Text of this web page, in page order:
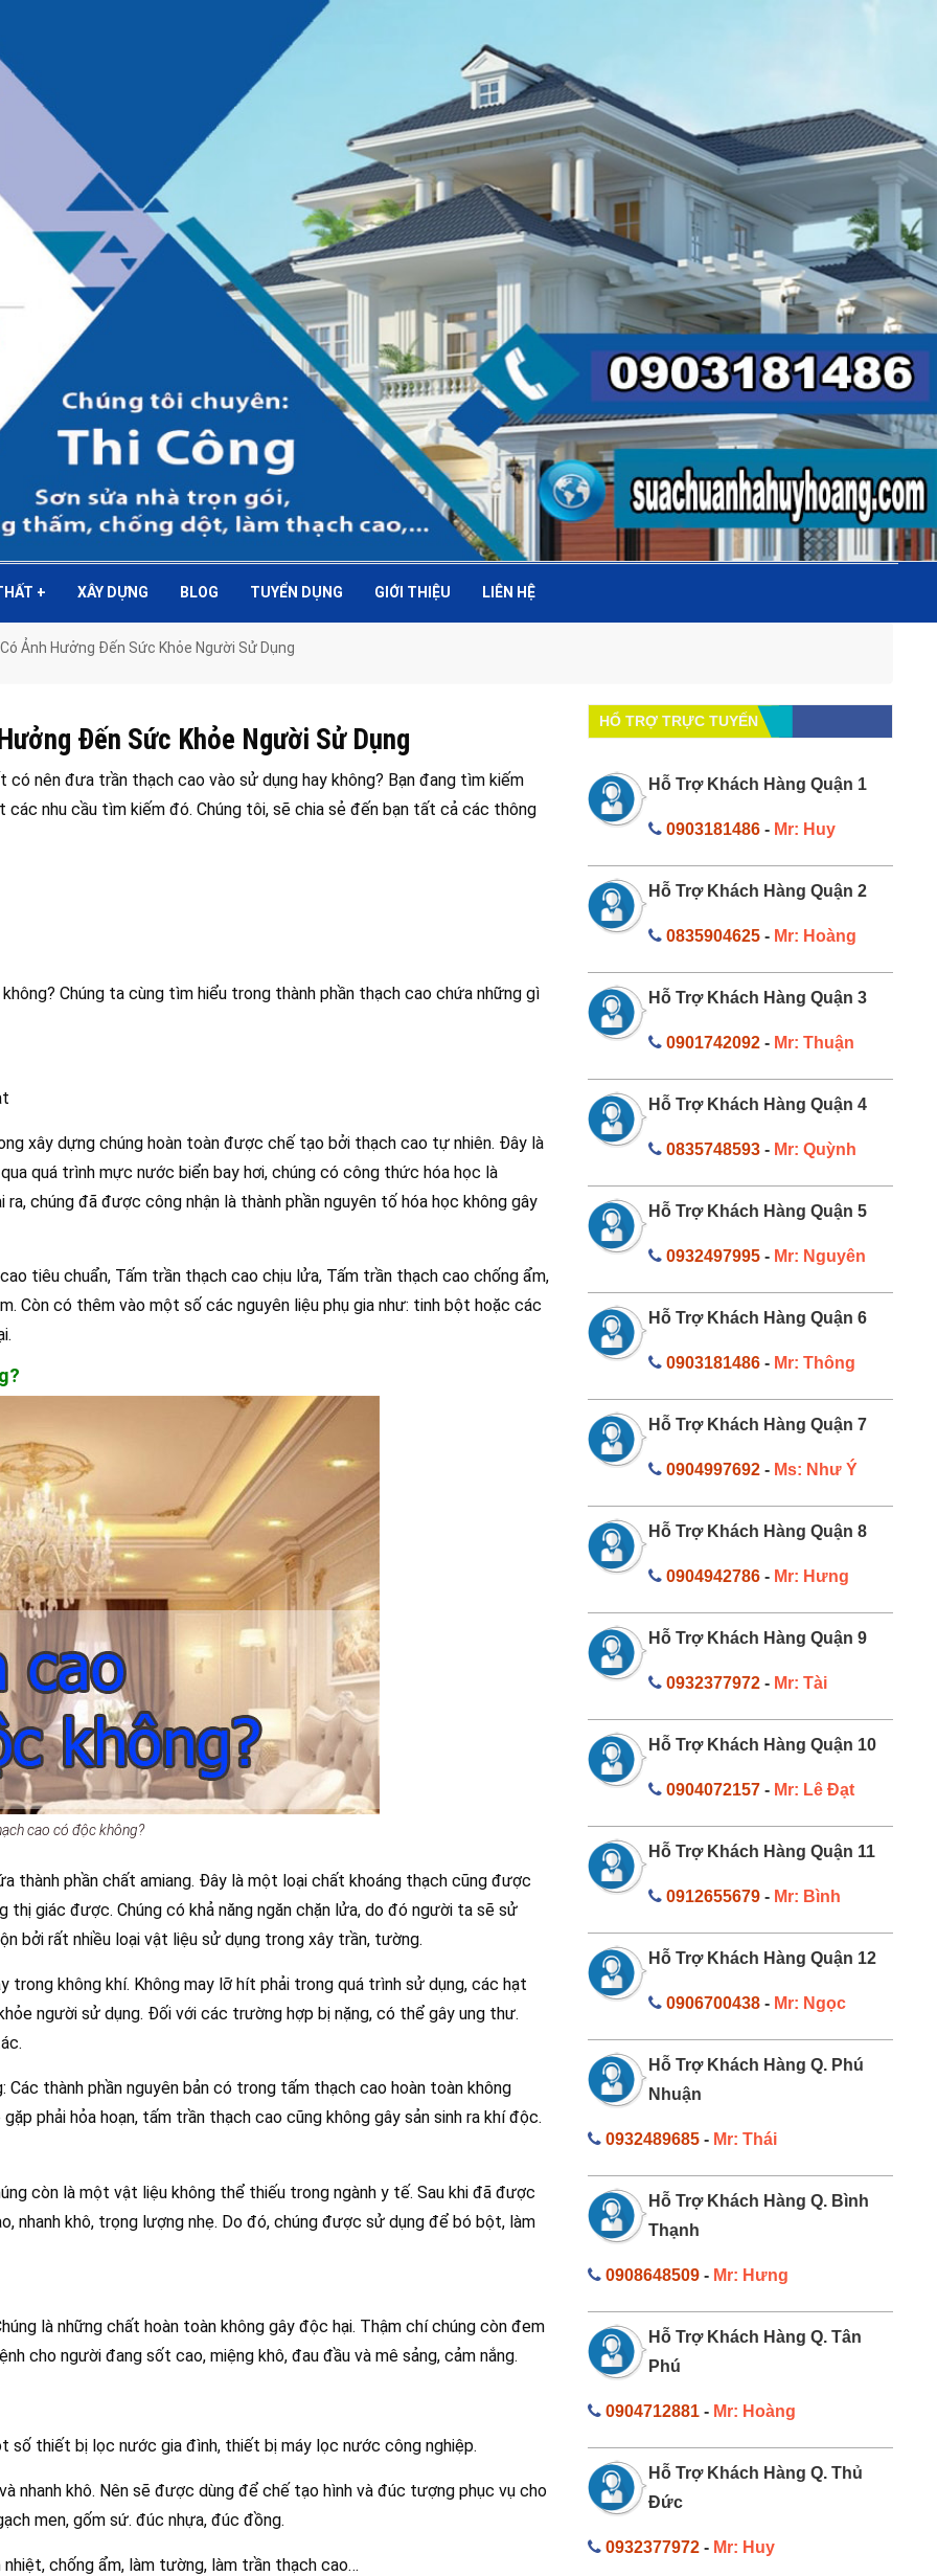
+ XÂY DỰNG BLOG TUYỂN DỤNG GIỚI THIỆU LIÊN HỆ
Ảnh Hưởng Đến Sức Khỏe Người Sử Dụng
Đến Sức Khỏe Người Sử Dụng
có nên đưa trần thạch cao vào sử dụng hay không? Bạn đang tìm kiếm
nhu cầu tìm kiếm đó. Chúng tôi, sẽ chia sẻ đến bạn tất cả các thông
Chúng ta cùng tìm hiểu trong thành phần thạch cao chứa những gì
xây dựng chúng hoàn toàn được chế tạo bởi thạch cao tự nhiên. Đây là
quá trình mực nước biển bay hơi, chúng có công thức hóa học là
chúng đã được công nhận là thành phần nguyên tố hóa học không gây
tiêu chuẩn, Tấm trần thạch cao chịu lửa, Tấm trần thạch cao chống ẩm,
Còn có thêm vào một số các nguyên liệu phụ gia như: tinh bột hoặc các
cao có độc không?
thành phần chất amiang. Đây là một loại chất khoáng thạch cũng được
giác được. Chúng có khả năng ngăn chặn lửa, do đó người ta sẽ sử
bởi rất nhiều loại vật liệu sử dụng trong xây trần, tường.
không khí. Không may lỡ hít phải trong quá trình sử dụng, các hạt
người sử dụng. Đối với các trường hợp bị nặng, có thể gây ung thư.
thành phần nguyên bản có trong tấm thạch cao hoàn toàn không
phải hỏa hoạn, tấm trần thạch cao cũng không gây sản sinh ra khí độc.
còn là một vật liệu không thể thiếu trong ngành y tế. Sau khi đã được
nhanh khô, trọng lượng nhẹ. Do đó, chúng được sử dụng để bó bột, làm
là những chất hoàn toàn không gây độc hại. Thậm chí chúng còn đem
cho người đang sốt cao, miệng khô, đau đầu và mê sảng, cảm nắng.
số thiết bị lọc nước gia đình, thiết bị máy lọc nước công nghiệp.
nhanh khô. Nên sẽ được dùng để chế tạo hình và đúc tượng phục vụ cho
men, gốm sứ. đúc nhựa, đúc đồng.
chống ẩm, làm tường, làm trần thạch cao…
HỔ TRỢ TRỰC TUYẾN
Hỗ Trợ Khách Hàng Quận 1
0903181486 - Mr: Huy
Hỗ Trợ Khách Hàng Quận 2
0835904625 - Mr: Hoàng
Hỗ Trợ Khách Hàng Quận 3
0901742092 - Mr: Thuận
Hỗ Trợ Khách Hàng Quận 4
0835748593 - Mr: Quỳnh
Hỗ Trợ Khách Hàng Quận 5
0932497995 - Mr: Nguyên
Hỗ Trợ Khách Hàng Quận 6
0903181486 - Mr: Thông
Hỗ Trợ Khách Hàng Quận 7
0904997692 - Ms: Như Ý
Hỗ Trợ Khách Hàng Quận 8
0904942786 - Mr: Hưng
Hỗ Trợ Khách Hàng Quận 9
0932377972 - Mr: Tài
Hỗ Trợ Khách Hàng Quận 10
0904072157 - Mr: Lê Đạt
Hỗ Trợ Khách Hàng Quận 11
0912655679 - Mr: Bình
Hỗ Trợ Khách Hàng Quận 12
0906700438 - Mr: Ngọc
Hỗ Trợ Khách Hàng Q. Phú
Nhuận
0932489685- Mr: Thái
Hỗ Trợ Khách Hàng Q. Bình
Thạnh
0908648509- Mr: Hưng
Hỗ Trợ Khách Hàng Q. Tân
Phú
0904712881- Mr: Hoàng
Hỗ Trợ Khách Hàng Q. Thủ
Đức
0932377972- Mr: Huy